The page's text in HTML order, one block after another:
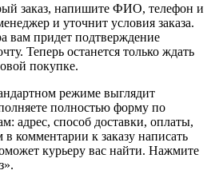
заказ, напишите ФИО, телефон и
и уточнит условия заказа.
вам придет подтверждение
Теперь останется только ждать
покупке.
режиме выглядит
полностью форму по
адрес, способ доставки, оплаты,
комментарии к заказу написать
курьеру вас найти. Нажмите